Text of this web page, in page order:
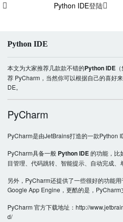
Python IDE登陆
Python IDE
本文为大家推荐几款款不错的Python IDE
荐 PyCharm，当然你可以根据自己的喜好
DE。
PyCharm
PyCharm是由JetBrains打造的一款Python
PyCharm具备一般 Python IDE的功能，比
目管理、代码跳转、智能提示、自动完成、
另外，PyCharm还提供了一些很好的功能
Google App Engine，更酷的是，PyCharm
PyCharm 官方下载地址：http://
d/